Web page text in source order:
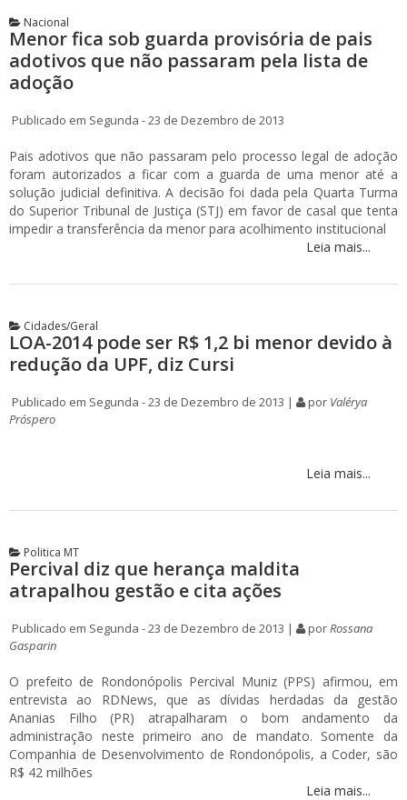
Nacional
Menor fica sob guarda provisória de pais
adotivos que não passaram pela lista de
adoção
Publicado em Segunda - 23 de Dezembro de 2013
Pais adotivos que não passaram pelo processo legal de adoção
foram autorizados a ficar com a guarda de uma menor até a
solução judicial definitiva. A decisão foi dada pela Quarta Turma
do Superior Tribunal de Justiça (STJ) em favor de casal que tenta
impedir a transferência da menor para acolhimento institucional
Leia mais...
Cidades/Geral
LOA-2014 pode ser R$ 1,2 bi menor devido à
redução da UPF, diz Cursi
Publicado em Segunda - 23 de Dezembro de 2013 | por Valérya
Próspero
Leia mais...
Politica MT
Percival diz que herança maldita
atrapalhou gestão e cita ações
Publicado em Segunda - 23 de Dezembro de 2013 | porRossana
Gasparin
O prefeito de Rondonópolis Percival Muniz (PPS) afirmou, em
entrevista ao RDNews, que as dívidas herdadas da gestão
Ananias Filho (PR) atrapalharam o bom andamento da
administração neste primeiro ano de mandato. Somente da
Companhia de Desenvolvimento de Rondonópolis, a Coder, são
R$ 42 milhões
Leia mais...